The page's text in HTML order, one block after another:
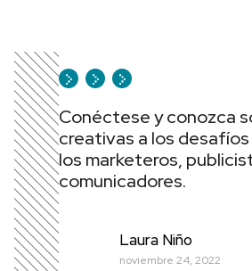
Conéctese y conozca
creativas a los desafíos
los marketeros,
comunicadores.
Laura Niño
noviembre 24, 2022